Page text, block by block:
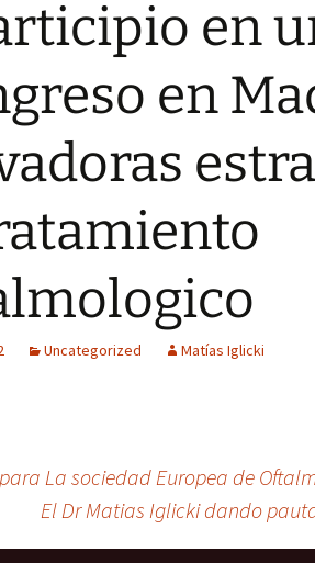
en
en
Uncategorized Matías Iglicki
La sociedad Europea de
El Dr Matias Iglicki dando